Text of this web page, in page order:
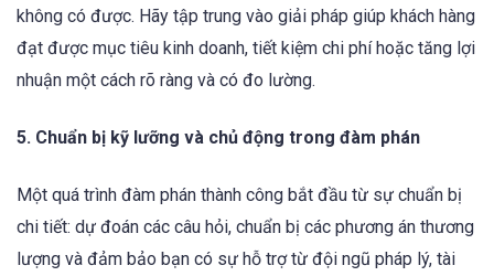
không có được. Hãy tập trung vào giải pháp giúp khách hàng
đạt được mục tiêu kinh doanh, tiết kiệm chi phí hoặc tăng lợi
nhuận một cách rõ ràng và có đo lường.
5. Chuẩn bị kỹ lưỡng và chủ động trong đàm phán
Một quá trình đàm phán thành công bắt đầu từ sự chuẩn bị
chi tiết: dự đoán các câu hỏi, chuẩn bị các phương án thương
lượng và đảm bảo bạn có sự hỗ trợ từ đội ngũ pháp lý, tài